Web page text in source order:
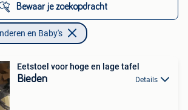
Bewaar je zoekopdracht
en Baby's
Eetstoel voor hoge en lage tafel
Bieden Details